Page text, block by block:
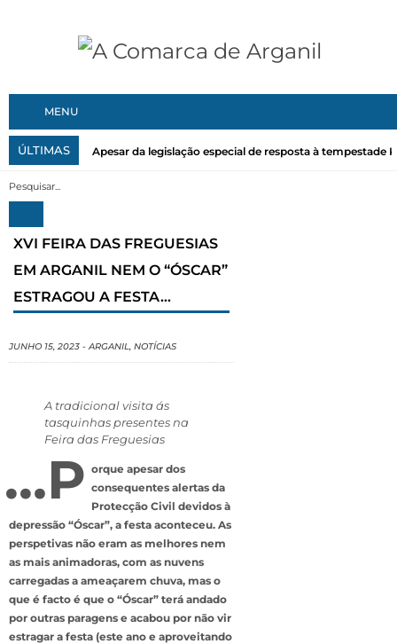
MENU
ÚLTIMAS Apesar da legislação especial de resposta à tempestade
XVI FEIRA DAS FREGUESIAS
EM ARGANIL NEM O “ÓSCAR”
ESTRAGOU A FESTA…
JUNHO 15, 2023 -ARGANIL, NOTÍCIAS
A tradicional visita ás
tasquinhas presentes na
Feira das Freguesias
…P orque apesar dos
consequentes alertas da
Protecção Civil devidos à
depressão “Óscar”, a festa aconteceu. As
perspetivas não eram as melhores nem
as mais animadoras, com as nuvens
carregadas a ameaçarem chuva, mas o
que é facto é que o “Óscar” terá andado
por outras paragens e acabou por não vir
estragar a festa (este ano e aproveitando